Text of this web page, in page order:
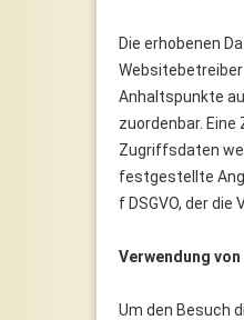
Die erhobenen
Anhaltspunkte
zuordenbar.
Zugriffsdaten
festgestellte
f DSGVO, der
Verwendung
Um den Besuch